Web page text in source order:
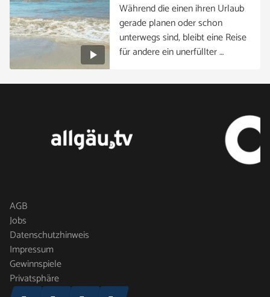
Während die einen ihren Urlaub
gerade planen oder schon
unterwegs sind, bleibt eine Reise
für andere ein unerfüllter …
AGB
Jobs
Datenschutzhinweis
Impressum
Gewinnspiele
Privatsphäre